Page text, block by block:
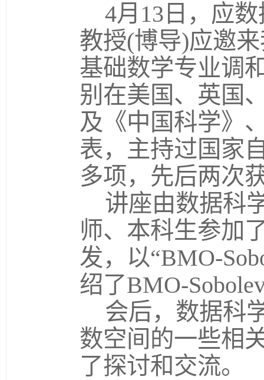
4月 13 日，应
教授(博导)应邀
基础数学专业调
别在美国、英国
及《中国科学》
表，主持过国家
多项，先后两次
讲座由数据科
师、本科生参加
发，以“BMO-
绍了BMO-
会后，数据科
数空间的一些相
了探讨和交流。